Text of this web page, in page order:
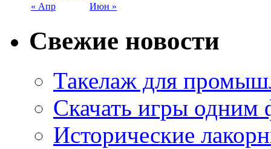
« Апр Июн »
Свежие новости
Такелаж для
Скачать игры одним
Исторические